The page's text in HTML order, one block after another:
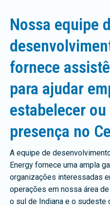
Nossa equipe
fornece
para ajudar
estabelecer
presença no
A equipe de
Energy fornece uma ampla
organizações interessadas
operações em nossa área
o sul de Indiana e o